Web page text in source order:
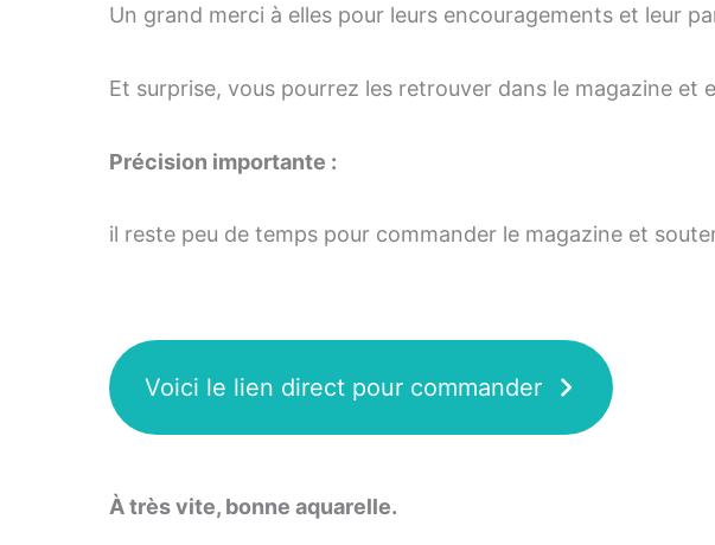
Un grand merci à elles pour leurs encouragements et leur
Et surprise, vous pourrez les retrouver dans le magazine
Précision importante :
il reste peu de temps pour commander le magazine et
Voici le lien direct pour commander
À très vite, bonne aquarelle.